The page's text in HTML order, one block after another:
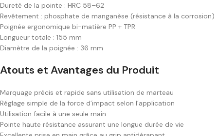
Dureté de la pointe : HRC 58–62
Revêtement : phosphate de manganèse (résistance à la corrosion)
Poignée ergonomique bi-matière PP + TPR
Longueur totale : 155 mm
Diamètre de la poignée : 36 mm
Atouts et Avantages du Produit
Marquage précis et rapide sans utilisation de marteau
Réglage simple de la force d’impact selon l’application
Utilisation facile à une seule main
Pointe haute résistance assurant une longue durée de vie